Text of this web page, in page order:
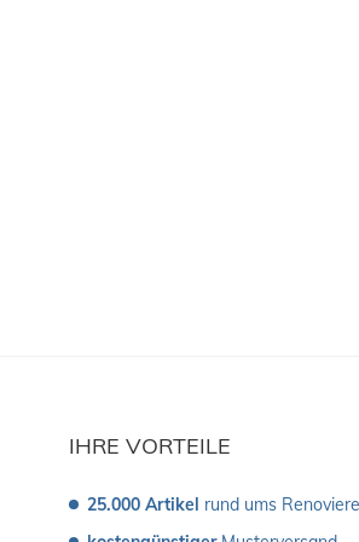
IHRE VORTEILE
25.000 Artikel rund ums